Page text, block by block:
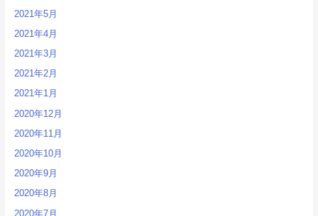
2021年5月
2021年4月
2021年3月
2021年2月
2021年1月
2020年12月
2020年11月
2020年10月
2020年9月
2020年8月
2020年7月